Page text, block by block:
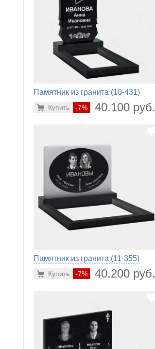
Памятник из гранита (10-431)
-7% 40.100 руб.
Купить
Памятник из гранита (11-355)
-7% 40.200 руб.
Купить